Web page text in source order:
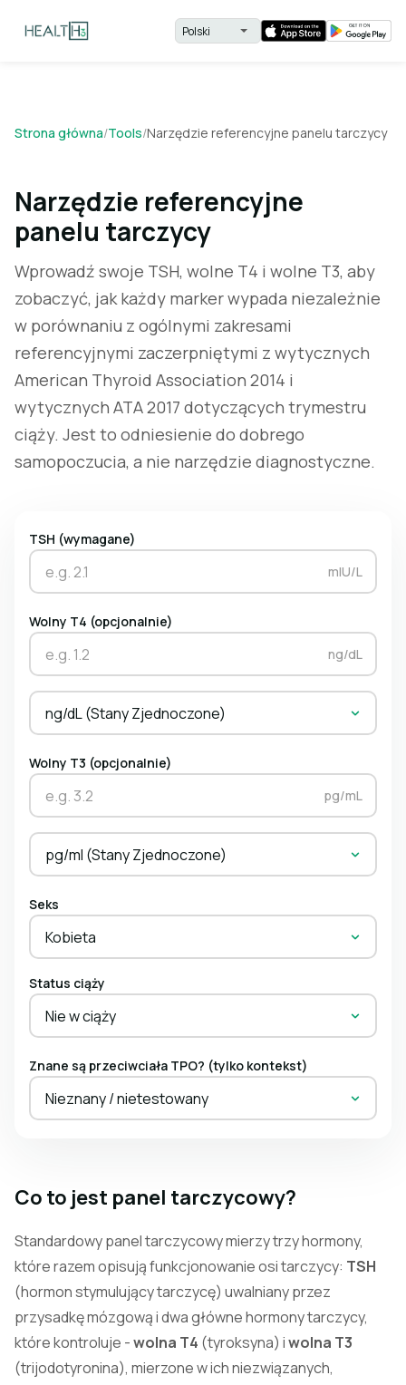
Strona główna/Tools/Narzędzie referencyjne panelu tarczycy
Narzędzie referencyjne
panelu tarczycy
Wprowadź swoje TSH, wolne T4 i wolne T3, aby
zobaczyć, jak każdy marker wypada niezależnie
w porównaniu z ogólnymi zakresami
referencyjnymi zaczerpniętymi z wytycznych
American Thyroid Association 2014 i
wytycznych ATA 2017 dotyczących trymestru
ciąży. Jest to odniesienie do dobrego
samopoczucia, a nie narzędzie diagnostyczne.
TSH (wymagane)
mIU/L
Wolny T4 (opcjonalnie)
ng/dL
ng/dL (Stany Zjednoczone)
Wolny T3 (opcjonalnie)
pg/mL
pg/ml (Stany Zjednoczone)
Seks
Kobieta
Status ciąży
Nie w ciąży
Znane są przeciwciała TPO? (tylko kontekst)
Nieznany / nietestowany
Co to jest panel tarczycowy?
Standardowy panel tarczycowy mierzy trzy hormony,
które razem opisują funkcjonowanie osi tarczycy: TSH
(hormon stymulujący tarczycę) uwalniany przez
przysadkę mózgową i dwa główne hormony tarczycy,
które kontroluje -wolna T4 (tyroksyna) iwolna T3
(trijodotyronina), mierzone w ich niezwiązanych,